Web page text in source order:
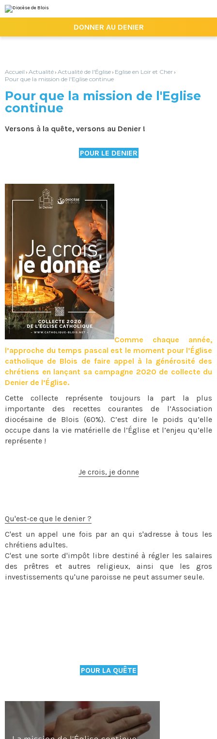
au
contenu.
la
personnels
DONNER AU DENIER
Accueil › Actualité› Actualité de l'Église› Eglise en Loir et Cher›
Pour que la mission de l'Eglise continue
Pour que la mission de l'Eglise
continue
Versons à la quête, versons au Denier !
POUR LE DENIER
Comme chaque année,
l’approche du temps pascal est le moment pour l’Église
catholique de Blois de faire appel à la générosité des
chrétiens en lançant sa campagne 2020 de collecte du
Denier de l’Église.
Cette collecte représente toujours la part la plus
importante des recettes courantes de l’Association
diocésaine de Blois (60%). C’est dire le poids qu’elle
occupe dans la vie matérielle de l’Église et l’enjeu qu’elle
représente !
Je crois, je donne
Qu'est-ce que le denier ?
C'est un appel une fois par an qui s'adresse à tous les
chrétiens adultes.
C'est une sorte d'impôt libre destiné à régler les salaires
des prêtres et autres religieux, ainsi que les gros
investissements qu'une paroisse ne peut assumer seule.
POUR LA QUÊTE